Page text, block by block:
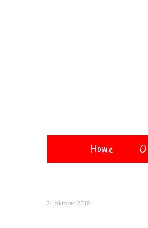
Home
24 oktober 2018